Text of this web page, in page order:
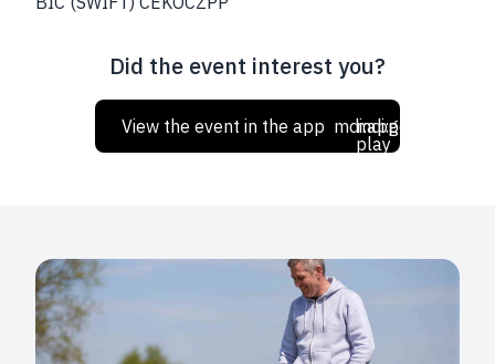
Did the event interest you?
View the event in the app mdi:apple
mdi:google-
play